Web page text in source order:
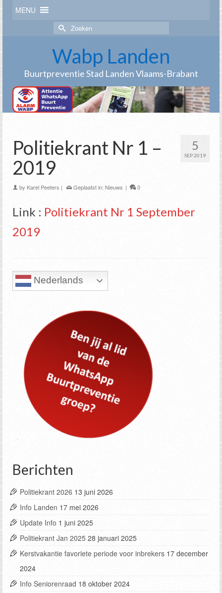
MENU
Zoek
naar:
Wabp Landen
Buurtpreventie Stad Landen Vlaams-Brabant
5
SEP 2019
Politiekrant Nr 1 –
2019
by Karel Peeters | Geplaatst in: Nieuws | 0
Link : Politiekrant Nr 1 September
2019
Nederlands
Berichten
Politiekrant 2026 13 juni 2026
Info Landen 17 mei 2026
Update Info 1 juni 2025
Politiekrant Jan 2025 28 januari 2025
Kerstvakantie favoriete periode voor inbrekers 17 december
2024
Info Seniorenraad 18 oktober 2024